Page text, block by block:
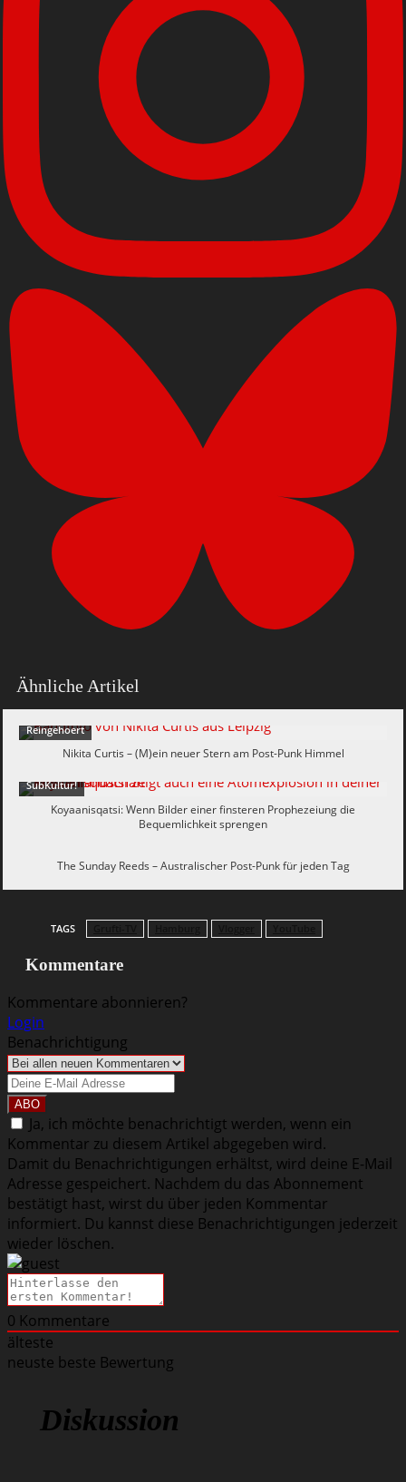
Ähnliche Artikel
Reingehoert
Nikita Curtis – (M)ein neuer Stern am Post-Punk Himmel
SubKultur!
Koyaanisqatsi: Wenn Bilder einer finsteren Prophezeiung die
Bequemlichkeit sprengen
The Sunday Reeds – Australischer Post-Punk für jeden Tag
TAGS
Kommentare
Kommentare abonnieren?
Login
Benachrichtigung
Ja, ich möchte benachrichtigt werden, wenn ein
Kommentar zu diesem Artikel abgegeben wird.
Damit du Benachrichtigungen erhältst, wird deine E-Mail
Adresse gespeichert. Nachdem du das Abonnement
bestätigt hast, wirst du über jeden Kommentar
informiert. Du kannst diese Benachrichtigungen jederzeit
wieder löschen.
0 Kommentare
älteste
neuste beste Bewertung
Diskussion